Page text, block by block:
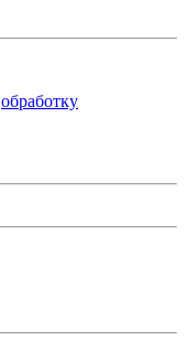
обработку